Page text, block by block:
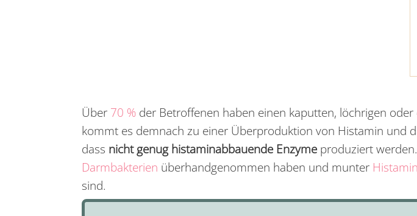
Über 70 % der Betroffenen haben einen kaputten, löchrigen
kommt es demnach zu einer Überproduktion von Histamin und
dass nicht genug histaminabbauende Enzymeproduziert werden.
Darmbakterien überhandgenommen haben und munter
sind.